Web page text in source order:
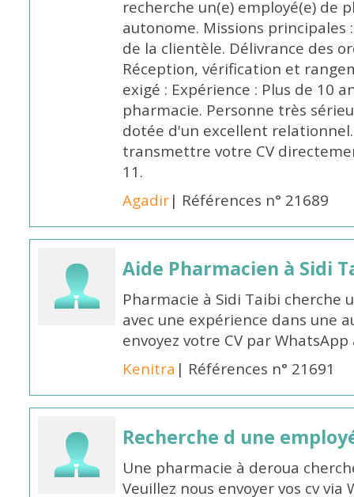
recherche un(e) employé(e) de
autonome. Missions principales
de la clientèle. Délivrance des
Réception, vérification et
exigé : Expérience : Plus de 10
pharmacie. Personne très
dotée d'un excellent
transmettre votre CV
11.
Agadir| Références n° 21689
Aide Pharmacien à Sidi
Pharmacie à Sidi Taibi cherche
avec une expérience dans une
envoyez votre CV par
Kenitra | Références n° 21691
Recherche d une
Une pharmacie à deroua
Veuillez nous envoyer vos cv via